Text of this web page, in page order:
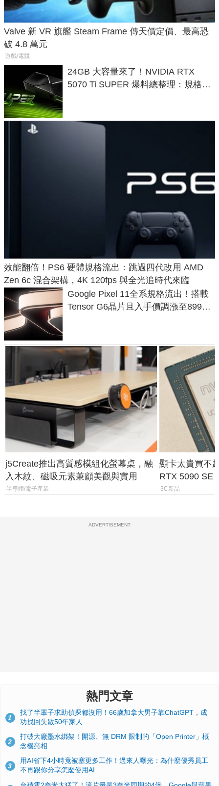
Valve 新 VR 旗艦 Steam Frame 傳天價定價、最高恐
破 4.8 萬元
遊戲/電競
24GB 大容量來了！NVIDIA RTX
5070 Ti SUPER 爆料總整理：規格、
效能翻倍！PS6 硬體規格流出：跳過四代改用 AMD
Zen 6c 混合架構，4K 120fps 與全光追時代來臨
Google Pixel 11全系規格流出！搭載
Tensor G6晶片且入手價調漲至899美
j5Create推出高質感模組化螢幕桌，融
入木紋、磁吸元素兼顧美觀與實用
半導體/電子產業
顯卡太貴買不
RTX 5090 SE
體
3C新品
ADVERTISEMENT
熱門文章
1
找了半輩子求助偵探都沒用！66歲加拿大男子靠ChatGPT，成
功找回失散50年家人
2
打破大廠墨水綁架！開源、無 DRM 限制的「Open Printer」概
念機亮相
3
用AI省下4小時竟被塞更多工作！過來人曝光：為什麼優秀員工
不再跟你分享怎麼使用AI